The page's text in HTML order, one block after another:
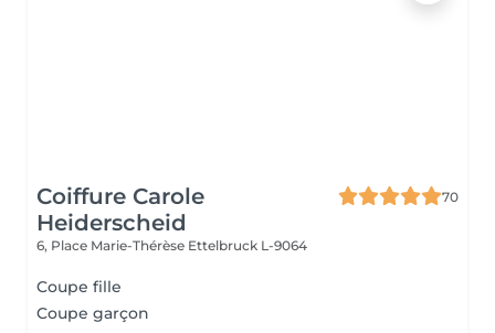
Coiffure Carole
Heiderscheid
70
6, Place Marie-Thérèse Ettelbruck L-9064
Coupe fille
Coupe garçon